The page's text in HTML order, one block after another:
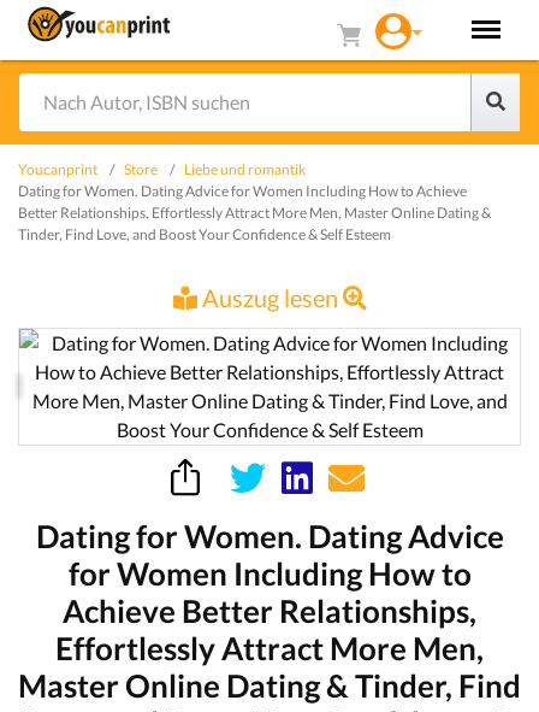
Youcanprint Store
Liebe und romantik
Dating for Women. Dating Advice for Women Including How to Achieve
Better Relationships, Effortlessly Attract More Men, Master Online Dating &
Tinder, Find Love, and Boost Your Confidence & Self Esteem
Auszug lesen
Dating for Women. Dating Advice
for Women Including How to
Achieve Better Relationships,
Effortlessly Attract More Men,
Master Online Dating & Tinder, Find